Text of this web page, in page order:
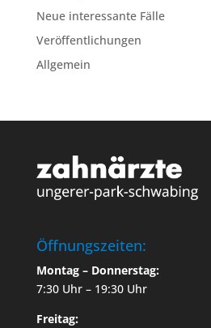
Neue interessante Fälle
Veröffentlichungen
Allgemein
Öffnungszeiten:
Montag – Donnerstag:
7:30 Uhr – 19:30 Uhr
Freitag: